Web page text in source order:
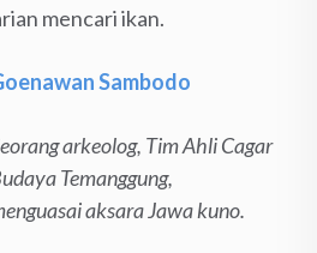
mencari ikan.
Sambodo
arkeolog, Tim Ahli Cagar
Temanggung,
aksara Jawa kuno.